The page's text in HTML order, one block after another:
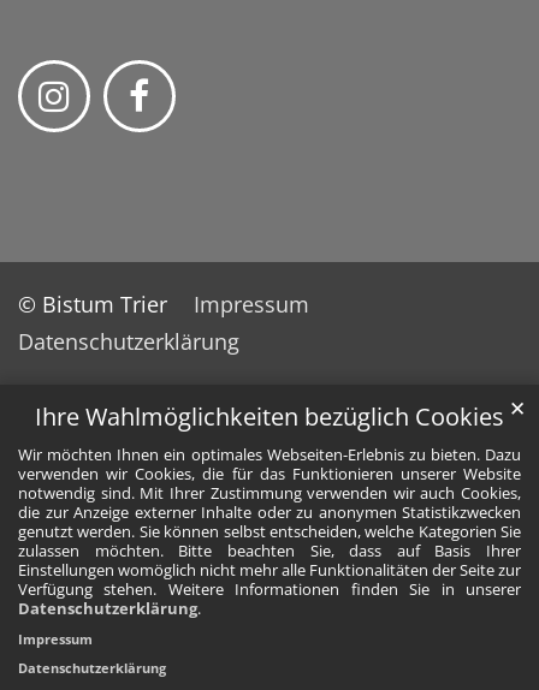
Ihre Wahlmöglichkeiten bezüglich Cookies
Wir möchten Ihnen ein optimales Webseiten-Erlebnis zu bieten. Dazu
verwenden wir Cookies, die für das Funktionieren unserer Website
notwendig sind. Mit Ihrer Zustimmung verwenden wir auch Cookies,
die zur Anzeige externer Inhalte oder zu anonymen Statistikzwecken
genutzt werden. Sie können selbst entscheiden, welche Kategorien Sie
zulassen möchten. Bitte beachten Sie, dass auf Basis Ihrer
Einstellungen womöglich nicht mehr alle Funktionalitäten der Seite zur
Verfügung stehen. Weitere Informationen finden Sie in unserer
Datenschutzerklärung.
✕
Impressum
Datenschutzerklärung
© Bistum Trier
Impressum
Datenschutzerklärung